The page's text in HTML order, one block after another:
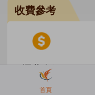
收費參考
運費介紹
首頁